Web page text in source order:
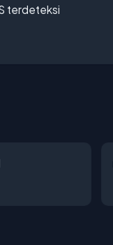
terdeteksi